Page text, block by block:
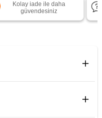
Kolay iade ile daha
güvendesiniz